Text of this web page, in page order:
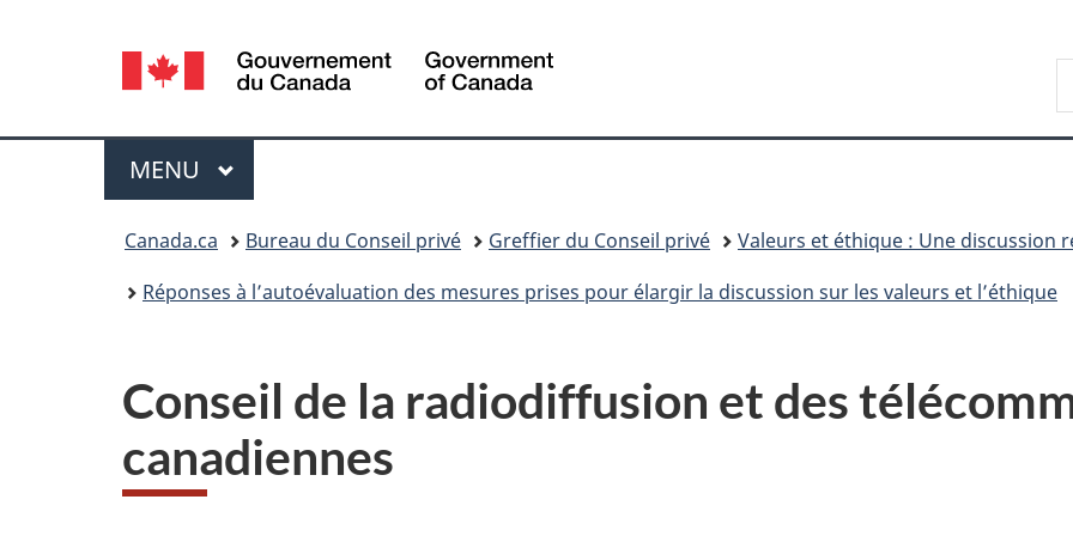
sujet
HTML
Sélection
de
la
langue
Canada
Menu
MENU PRINCIPAL
Canada.ca Bureau du Conseil privé Greffier du Conseil privé
Valeurs et éthique : Une discussion
Réponses à l’autoévaluation des mesures prises pour élargir la discussion sur les valeurs et l’éthique
Conseil de la radiodiffusion et des
canadiennes